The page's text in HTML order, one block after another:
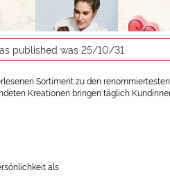
published was 25/10/31.
Sortiment zu den
Kreationen bringen täglich
als